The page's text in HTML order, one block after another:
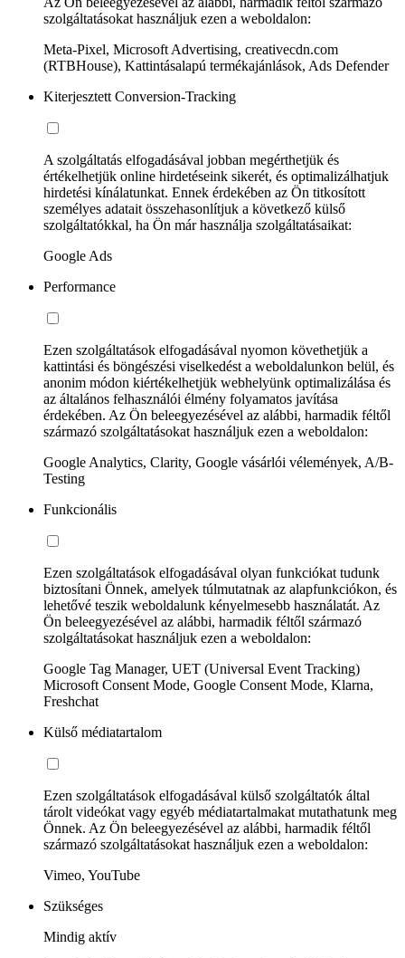
szolgáltatásokat használjuk ezen a weboldalon:
Meta-Pixel, Microsoft Advertising, creativecdn.com
(RTBHouse), Kattintásalapú termékajánlások, Ads Defender
Kiterjesztett Conversion-Tracking
A szolgáltatás elfogadásával jobban megérthetjük és
értékelhetjük online hirdetéseink sikerét, és optimalizálhatjuk
hirdetési kínálatunkat. Ennek érdekében az Ön titkosított
személyes adatait összehasonlítjuk a következő külső
szolgáltatókkal, ha Ön már használja szolgáltatásaikat:
Google Ads
Performance
Ezen szolgáltatások elfogadásával nyomon követhetjük a
kattintási és böngészési viselkedést a weboldalunkon belül, és
anonim módon kiértékelhetjük webhelyünk optimalizálása és
az általános felhasználói élmény folyamatos javítása
érdekében. Az Ön beleegyezésével az alábbi, harmadik féltől
származó szolgáltatásokat használjuk ezen a weboldalon:
Google Analytics, Clarity, Google vásárlói vélemények, A/B-
Testing
Funkcionális
Ezen szolgáltatások elfogadásával olyan funkciókat tudunk
biztosítani Önnek, amelyek túlmutatnak az alapfunkciókon, és
lehetővé teszik weboldalunk kényelmesebb használatát. Az
Ön beleegyezésével az alábbi, harmadik féltől származó
szolgáltatásokat használjuk ezen a weboldalon:
Google Tag Manager, UET (Universal Event Tracking)
Microsoft Consent Mode, Google Consent Mode, Klarna,
Freshchat
Külső médiatartalom
Ezen szolgáltatások elfogadásával külső szolgáltatók által
tárolt videókat vagy egyéb médiatartalmakat mutathatunk meg
Önnek. Az Ön beleegyezésével az alábbi, harmadik féltől
származó szolgáltatásokat használjuk ezen a weboldalon:
Vimeo, YouTube
Szükséges
Mindig aktív